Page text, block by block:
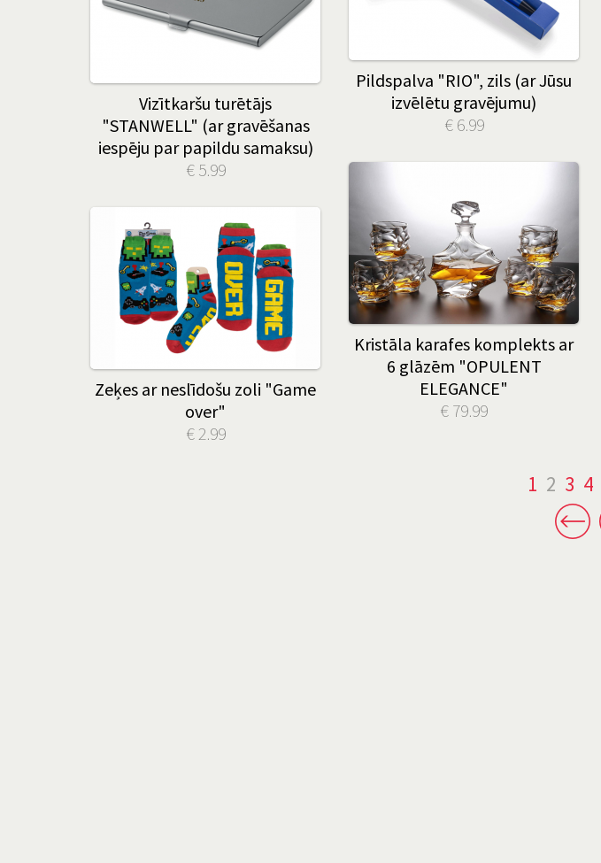
Pildspalva "RIO", zils (ar Jūsu
izvēlētu gravējumu)
€ 6.99
Vizītkaršu turētājs
"STANWELL" (ar gravēšanas
iespēju par papildu samaksu)
€ 5.99
Kristāla karafes komplekts ar
6 glāzēm "OPULENT
ELEGANCE"
€ 79.99
Zeķes ar neslīdošu zoli "Game
over"
€ 2.99
1 2 3 4